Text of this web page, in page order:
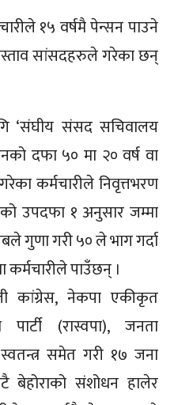
१५ वर्षमै पेन्सन पाउने
सांसदहरुले गरेका छन्
‘संघीय संसद सचिवालय
दफा ५० मा २० वर्ष वा
कर्मचारीले निवृत्तभरण
उपदफा १ अनुसार जम्मा
गुणा गरी ५० ले भाग गर्दा
पाउँछन् ।
कांग्रेस, नेकपा एकीकृत
पार्टी (रास्वपा), जनता
समेत गरी १७ जना
बेहोराको संशोधन हालेर